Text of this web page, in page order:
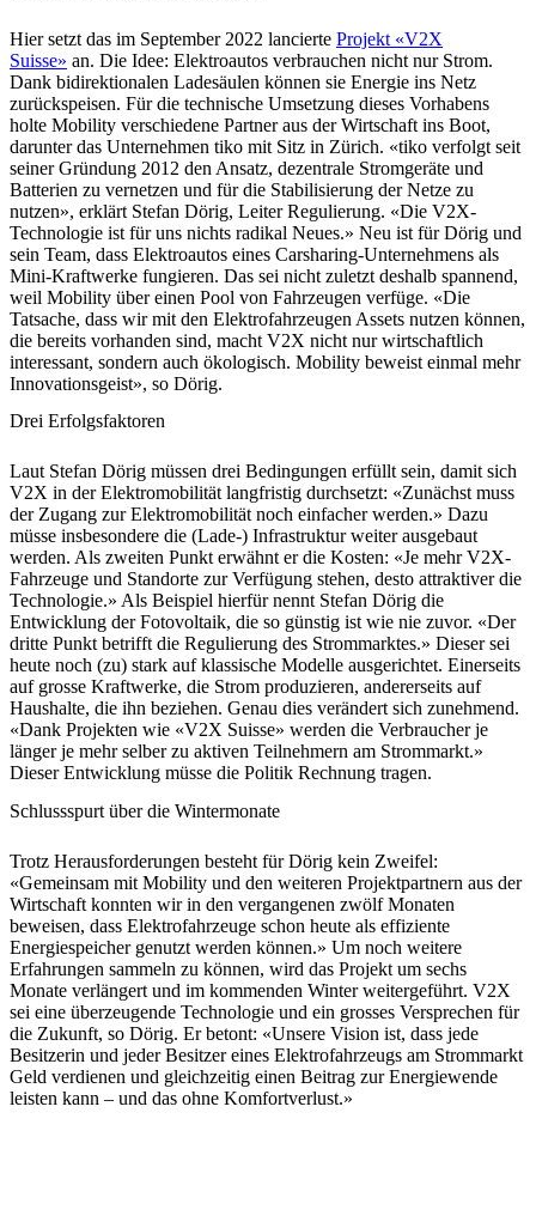
Hier setzt das im September 2022 lancierte Projekt «V2X
Suisse» an. Die Idee: Elektroautos verbrauchen nicht nur Strom.
Dank bidirektionalen Ladesäulen können sie Energie ins Netz
zurückspeisen. Für die technische Umsetzung dieses Vorhabens
holte Mobility verschiedene Partner aus der Wirtschaft ins Boot,
darunter das Unternehmen tiko mit Sitz in Zürich. «tiko verfolgt seit
seiner Gründung 2012 den Ansatz, dezentrale Stromgeräte und
Batterien zu vernetzen und für die Stabilisierung der Netze zu
nutzen», erklärt Stefan Dörig, Leiter Regulierung. «Die V2X-
Technologie ist für uns nichts radikal Neues.» Neu ist für Dörig und
sein Team, dass Elektroautos eines Carsharing-Unternehmens als
Mini-Kraftwerke fungieren. Das sei nicht zuletzt deshalb spannend,
weil Mobility über einen Pool von Fahrzeugen verfüge. «Die
Tatsache, dass wir mit den Elektrofahrzeugen Assets nutzen können,
die bereits vorhanden sind, macht V2X nicht nur wirtschaftlich
interessant, sondern auch ökologisch. Mobility beweist einmal mehr
Innovationsgeist», so Dörig.
Drei Erfolgsfaktoren
Laut Stefan Dörig müssen drei Bedingungen erfüllt sein, damit sich
V2X in der Elektromobilität langfristig durchsetzt: «Zunächst muss
der Zugang zur Elektromobilität noch einfacher werden.» Dazu
müsse insbesondere die (Lade-) Infrastruktur weiter ausgebaut
werden. Als zweiten Punkt erwähnt er die Kosten: «Je mehr V2X-
Fahrzeuge und Standorte zur Verfügung stehen, desto attraktiver die
Technologie.» Als Beispiel hierfür nennt Stefan Dörig die
Entwicklung der Fotovoltaik, die so günstig ist wie nie zuvor. «Der
dritte Punkt betrifft die Regulierung des Strommarktes.» Dieser sei
heute noch (zu) stark auf klassische Modelle ausgerichtet. Einerseits
auf grosse Kraftwerke, die Strom produzieren, andererseits auf
Haushalte, die ihn beziehen. Genau dies verändert sich zunehmend.
«Dank Projekten wie «V2X Suisse» werden die Verbraucher je
länger je mehr selber zu aktiven Teilnehmern am Strommarkt.»
Dieser Entwicklung müsse die Politik Rechnung tragen.
Schlussspurt über die Wintermonate
Trotz Herausforderungen besteht für Dörig kein Zweifel:
«Gemeinsam mit Mobility und den weiteren Projektpartnern aus der
Wirtschaft konnten wir in den vergangenen zwölf Monaten
beweisen, dass Elektrofahrzeuge schon heute als effiziente
Energiespeicher genutzt werden können.» Um noch weitere
Erfahrungen sammeln zu können, wird das Projekt um sechs
Monate verlängert und im kommenden Winter weitergeführt. V2X
sei eine überzeugende Technologie und ein grosses Versprechen für
die Zukunft, so Dörig. Er betont: «Unsere Vision ist, dass jede
Besitzerin und jeder Besitzer eines Elektrofahrzeugs am Strommarkt
Geld verdienen und gleichzeitig einen Beitrag zur Energiewende
leisten kann – und das ohne Komfortverlust.»